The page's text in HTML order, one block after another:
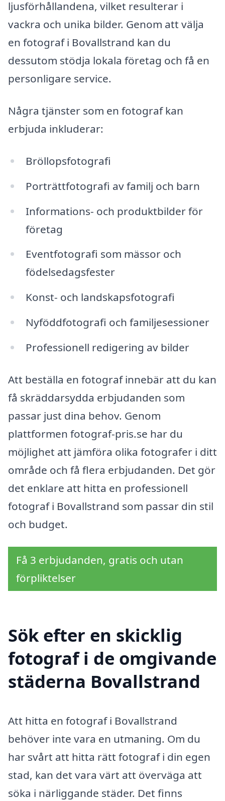
ljusförhållandena, vilket resulterar i
vackra och unika bilder. Genom att välja
en fotograf i Bovallstrand kan du
dessutom stödja lokala företag och få en
personligare service.
Några tjänster som en fotograf kan
erbjuda inkluderar:
Bröllopsfotografi
Porträttfotografi av familj och barn
Informations- och produktbilder för
företag
Eventfotografi som mässor och
födelsedagsfester
Konst- och landskapsfotografi
Nyföddfotografi och familjesessioner
Professionell redigering av bilder
Att beställa en fotograf innebär att du kan
få skräddarsydda erbjudanden som
passar just dina behov. Genom
plattformen fotograf-pris.se har du
möjlighet att jämföra olika fotografer i ditt
område och få flera erbjudanden. Det gör
det enklare att hitta en professionell
fotograf i Bovallstrand som passar din stil
och budget.
Få 3 erbjudanden, gratis och utan
förpliktelser
Sök efter en skicklig
fotograf i de omgivande
städerna Bovallstrand
Att hitta en fotograf i Bovallstrand
behöver inte vara en utmaning. Om du
har svårt att hitta rätt fotograf i din egen
stad, kan det vara värt att överväga att
söka i närliggande städer. Det finns